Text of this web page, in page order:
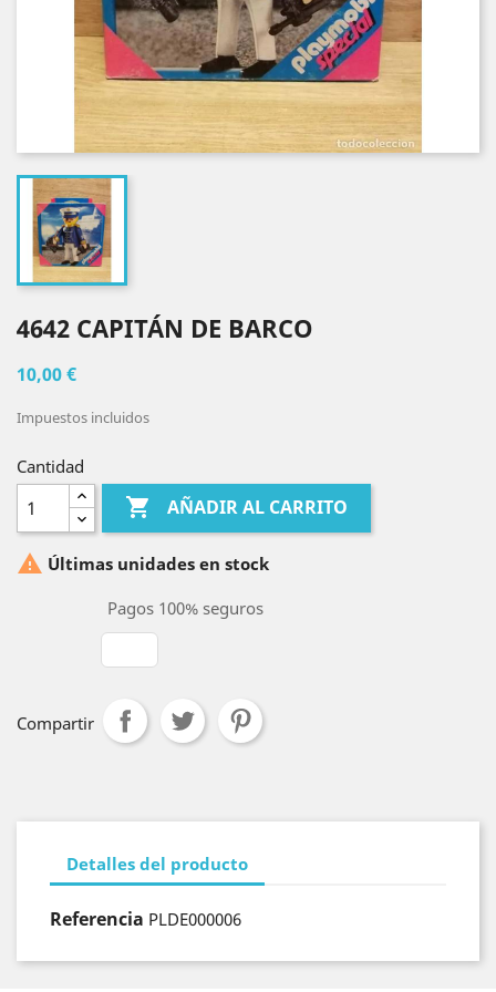
4642 CAPITÁN DE BARCO
10,00 €
Impuestos incluidos
Cantidad
 AÑADIR AL CARRITO
 Últimas unidades en stock
Pagos 100% seguros
Compartir
Detalles del producto
Referencia PLDE000006